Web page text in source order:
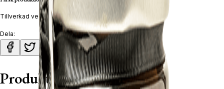
Tillverkad veckovis
Dela:
Produktbeskrivning